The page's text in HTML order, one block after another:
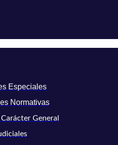
Especiales
Normativas
General